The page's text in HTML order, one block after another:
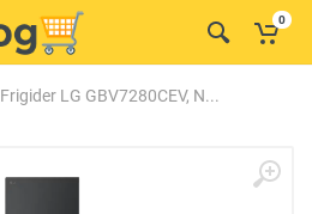
0
Frigider LG GBV7280CEV, N...